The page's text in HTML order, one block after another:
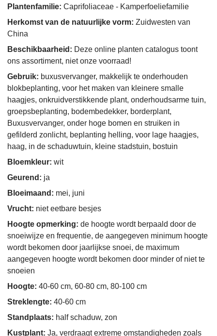
Plantenfamilie: Caprifoliaceae - Kamperfoeliefamilie
Herkomst van de natuurlijke vorm: Zuidwesten van
China
Beschikbaarheid: Deze online planten catalogus toont
ons assortiment, niet onze voorraad!
Gebruik: buxusvervanger, makkelijk te onderhouden
blokbeplanting, voor het maken van kleinere smalle
haagjes, onkruidverstikkende plant, onderhoudsarme tuin,
groepsbeplanting, bodembedekker, borderplant,
Buxusvervanger, onder hoge bomen en struiken in
gefilderd zonlicht, beplanting helling, voor lage haagjes,
haag, in de schaduwtuin, kleine stadstuin, bostuin
Bloemkleur: wit
Geurend: ja
Bloeimaand: mei, juni
Vrucht: niet eetbare besjes
Hoogte opmerking: de hoogte wordt berpaald door de
snoeiwijze en frequentie, de aangegeven minimum hoogte
wordt bekomen door jaarlijkse snoei, de maximum
aangegeven hoogte wordt bekomen door minder of niet te
snoeien
Hoogte: 40-60 cm, 60-80 cm, 80-100 cm
Streklengte: 40-60 cm
Standplaats: half schaduw, zon
Kustplant: Ja, verdraagt extreme omstandigheden zoals